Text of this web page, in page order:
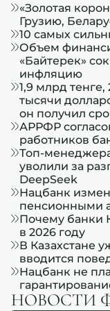
«Золотая
Грузию,
10 самых
Объем
«Байтерек»
инфляцию
1,9 млрд
тысячи
он получил
АРРФР
работников
Топ-
уволили за
DeepSeek
Нацбанк
пенсионными
Почему банки
в 2026 году
В Казахстане
вводится
Нацбанк не
НОВОСТИ